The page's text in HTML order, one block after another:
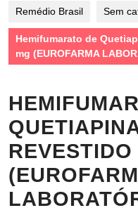
Remédio Brasil Sem
Hemifumarato de
mg (EUROFARMA
REVESTIDO